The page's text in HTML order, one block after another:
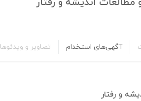
آگهی‌های استخدام تصاویر و ویدئوها
و رفتار